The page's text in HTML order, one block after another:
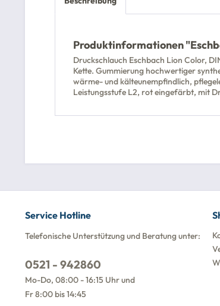
Produktinformationen
Druckschlauch Eschbach Lion Color,
Kette. Gummierung hochwertiger
wärme- und kälteunempfindlich,
Leistungsstufe L2, rot eingefärbt, mit
Service Hotline
Telefonische Unterstützung und Beratung unter:
0521 - 942860
Mo-Do, 08:00 - 16:15 Uhr und
Fr 8:00 bis 14:45